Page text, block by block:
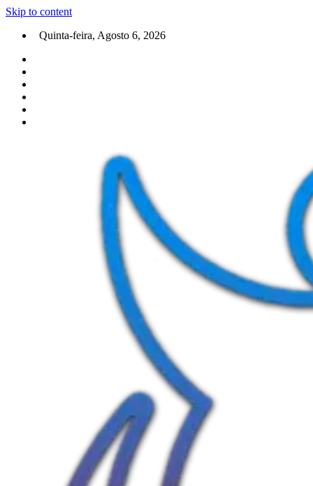
Skip to content
Quinta-feira, Agosto 6, 2026